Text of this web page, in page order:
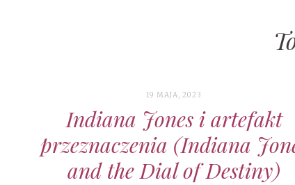
19 MAJA, 2023
Indiana Jones i artefakt
przeznaczenia (Indiana
and the Dial of Destiny)